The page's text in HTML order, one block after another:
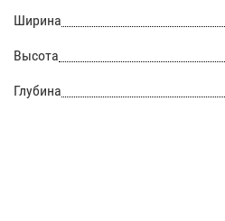
Ширина
Высота
Глубина